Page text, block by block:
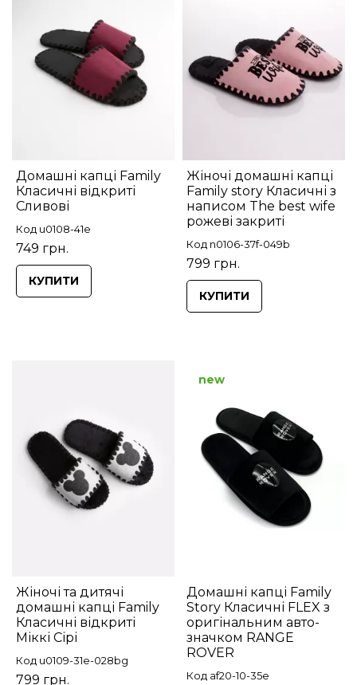
Домашні капці Family
Класичні відкриті
Сливові
Код u0108-41e
749 грн.
КУПИТИ
Жіночі домашні капці
Family story Класичні з
написом The best wife
рожеві закриті
Код n0106-37f-049b
799 грн.
КУПИТИ
Жіночі та дитячі
домашні капці Family
Класичні відкриті
Міккі Сірі
Код u0109-31e-028bg
799 грн.
Домашні капці Family
Story Класичні FLEX з
оригінальним авто-
значком RANGE
ROVER
Код af20-10-35e
new